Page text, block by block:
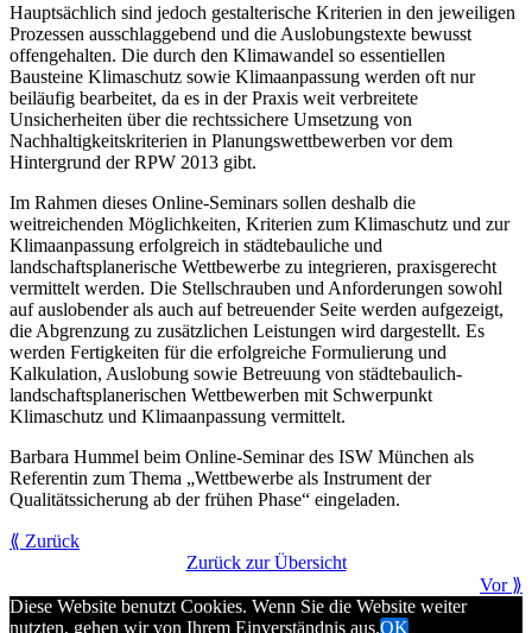
Hauptsächlich sind jedoch gestalterische Kriterien in den jeweiligen
Prozessen ausschlaggebend und die Auslobungstexte bewusst
offengehalten. Die durch den Klimawandel so essentiellen
Bausteine Klimaschutz sowie Klimaanpassung werden oft nur
beiläufig bearbeitet, da es in der Praxis weit verbreitete
Unsicherheiten über die rechtssichere Umsetzung von
Nachhaltigkeitskriterien in Planungswettbewerben vor dem
Hintergrund der RPW 2013 gibt.
Im Rahmen dieses Online-Seminars sollen deshalb die
weitreichenden Möglichkeiten, Kriterien zum Klimaschutz und zur
Klimaanpassung erfolgreich in städtebauliche und
landschaftsplanerische Wettbewerbe zu integrieren, praxisgerecht
vermittelt werden. Die Stellschrauben und Anforderungen sowohl
auf auslobender als auch auf betreuender Seite werden aufgezeigt,
die Abgrenzung zu zusätzlichen Leistungen wird dargestellt. Es
werden Fertigkeiten für die erfolgreiche Formulierung und
Kalkulation, Auslobung sowie Betreuung von städtebaulich-
landschaftsplanerischen Wettbewerben mit Schwerpunkt
Klimaschutz und Klimaanpassung vermittelt.
Barbara Hummel beim Online-Seminar des ISW München als
Referentin zum Thema „Wettbewerbe als Instrument der
Qualitätssicherung ab der frühen Phase“ eingeladen.
⟪ Zurück
Zurück zur Übersicht
Vor ⟫
Diese Website benutzt Cookies. Wenn Sie die Website weiter
nutzten, gehen wir von Ihrem Einverständnis aus.OK